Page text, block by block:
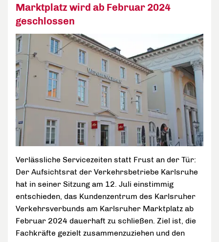
Marktplatz wird ab Februar 2024
geschlossen
Verlässliche Servicezeiten statt Frust an der Tür:
Der Aufsichtsrat der Verkehrsbetriebe Karlsruhe
hat in seiner Sitzung am 12. Juli einstimmig
entschieden, das Kundenzentrum des Karlsruher
Verkehrsverbunds am Karlsruher Marktplatz ab
Februar 2024 dauerhaft zu schließen. Ziel ist, die
Fachkräfte gezielt zusammenzuziehen und den